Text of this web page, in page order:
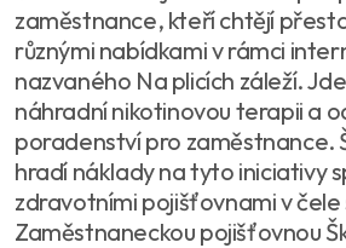
zaměstnance, kteří chtějí
různými nabídkami v rámci
nazvaného Na plicích záleží.
náhradní nikotinovou terapii a
poradenství pro zaměstnance.
hradí náklady na tyto iniciativy
zdravotními pojišťovnami v čele
Zaměstnaneckou pojišťovnou